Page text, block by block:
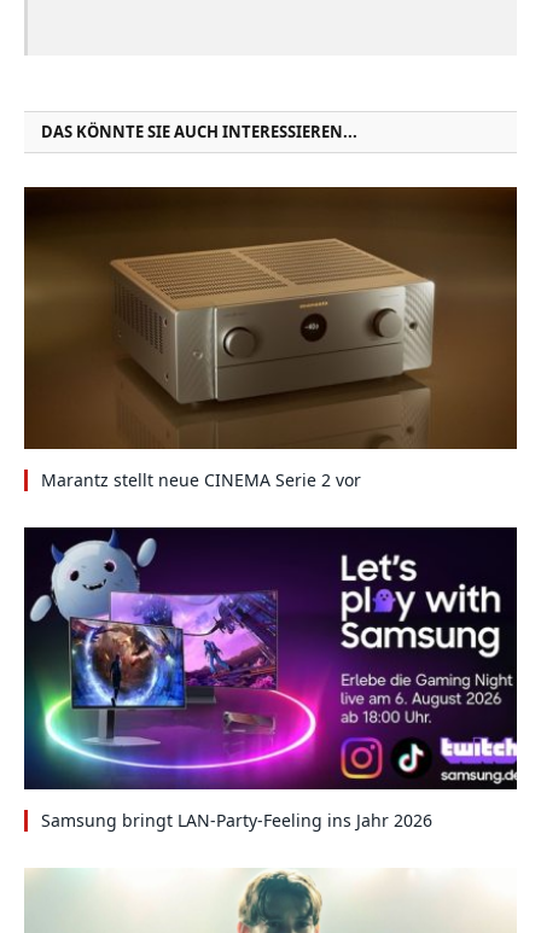
DAS KÖNNTE SIE AUCH INTERESSIEREN...
Marantz stellt neue CINEMA Serie 2 vor
Samsung bringt LAN-Party-Feeling ins Jahr 2026